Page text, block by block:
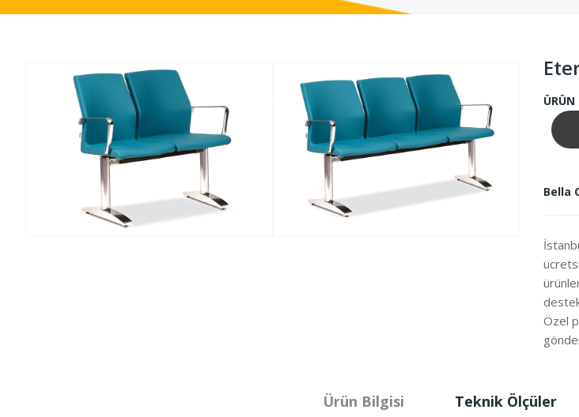
ÜRÜN
Bella
Özel
Ürün Bilgisi Teknik Ölçüler